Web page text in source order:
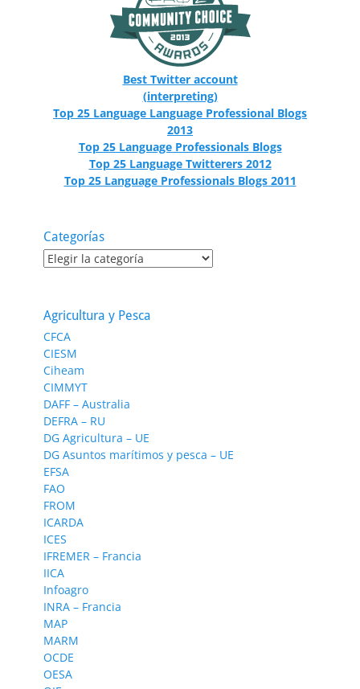
Best Twitter account
(interpreting)
Top 25 Language Language Professional Blogs
2013
Top 25 Language Professionals Blogs
Top 25 Language Twitterers 2012
Top 25 Language Professionals Blogs 2011
Categorías
Categorías
Agricultura y Pesca
CFCA
CIESM
Ciheam
CIMMYT
DAFF – Australia
DEFRA – RU
DG Agricultura – UE
DG Asuntos marítimos y pesca – UE
EFSA
FAO
FROM
ICARDA
ICES
IFREMER – Francia
IICA
Infoagro
INRA – Francia
MAP
MARM
OCDE
OESA